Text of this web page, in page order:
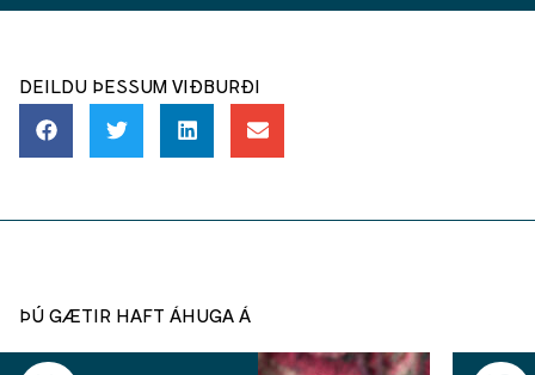
DEILDU ÞESSUM VIÐBURÐI
ÞÚ GÆTIR HAFT ÁHUGA Á